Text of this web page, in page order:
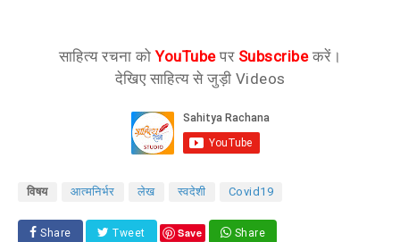
साहित्य रचना कोYouTubeपर Subscribeकरें।
देखिए साहित्य से जुड़ी Videos
विषय आत्मनिर्भर लेख स्वदेशी Covid19
Share Tweet Save Share